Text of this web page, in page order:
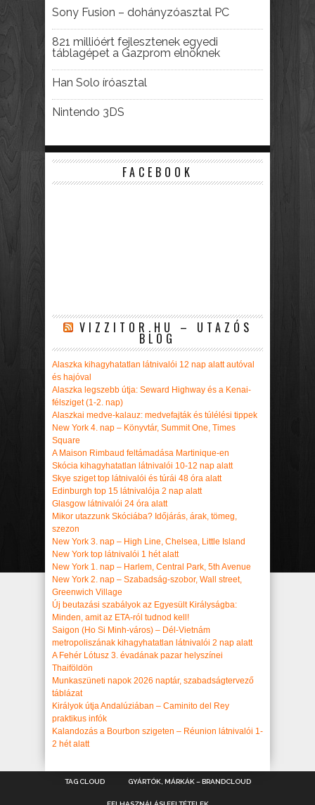
Sony Fusion – dohányzóasztal PC
821 millióért fejlesztenek egyedi
táblagépet a Gazprom elnöknek
Han Solo íróasztal
Nintendo 3DS
FACEBOOK
VIZZITOR.HU – UTAZÓS
BLOG
Alaszka kihagyhatatlan látnivalói 12 nap alatt autóval
és hajóval
Alaszka legszebb útja: Seward Highway és a Kenai-
félsziget (1-2. nap)
Alaszkai medve-kalauz: medvefajták és túlélési tippek
New York 4. nap – Könyvtár, Summit One, Times
Square
A Maison Rimbaud feltámadása Martinique-en
Skócia kihagyhatatlan látnivalói 10-12 nap alatt
Skye sziget top látnivalói és túrái 48 óra alatt
Edinburgh top 15 látnivalója 2 nap alatt
Glasgow látnivalói 24 óra alatt
Mikor utazzunk Skóciába? Időjárás, árak, tömeg,
szezon
New York 3. nap – High Line, Chelsea, Little Island
New York top látnivalói 1 hét alatt
New York 1. nap – Harlem, Central Park, 5th Avenue
New York 2. nap – Szabadság-szobor, Wall street,
Greenwich Village
Új beutazási szabályok az Egyesült Királyságba:
Minden, amit az ETA-ról tudnod kell!
Saigon (Ho Si Minh-város) – Dél-Vietnám
metropoliszának kihagyhatatlan látnivalói 2 nap alatt
A Fehér Lótusz 3. évadának pazar helyszínei
Thaiföldön
Munkaszüneti napok 2026 naptár, szabadságtervező
táblázat
Királyok útja Andalúziában – Caminito del Rey
praktikus infók
Kalandozás a Bourbon szigeten – Réunion látnivalói 1-
2 hét alatt
TAG CLOUD GYÁRTÓK, MÁRKÁK – BRANDCLOUD